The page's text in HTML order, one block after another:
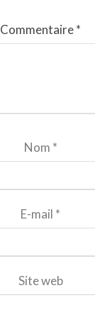
Commentaire*
Nom *
E-mail *
Site web